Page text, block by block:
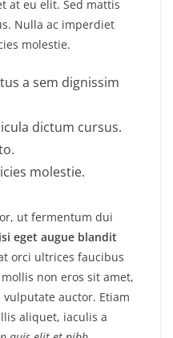
at eu elit. Sed mattis
Nulla ac imperdiet
molestie.
a sem dignissim
dictum cursus.
molestie.
ut fermentum dui
eget augue blandit
orci ultrices faucibus
non eros sit amet,
auctor. Etiam
aliquet, iaculis a